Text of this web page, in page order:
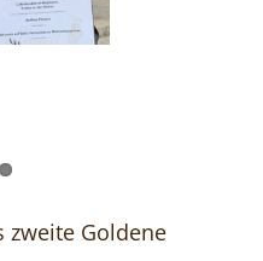
zweite Goldene